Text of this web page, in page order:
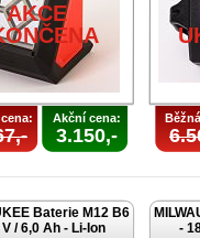
AKCE
Akční cena:
3.150,-
Baterie M12 B6
/ 6,0 Ah - Li-Ion
-